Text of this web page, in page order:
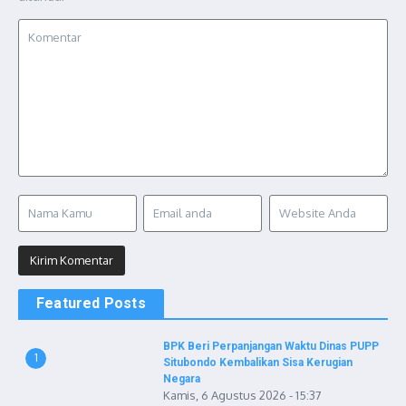
Featured Posts
1
BPK Beri Perpanjangan Waktu Dinas PUPP
Situbondo Kembalikan Sisa Kerugian
Negara
Kamis, 6 Agustus 2026 - 15:37